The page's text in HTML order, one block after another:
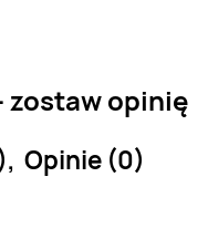
zostaw opinię
Opinie (0)